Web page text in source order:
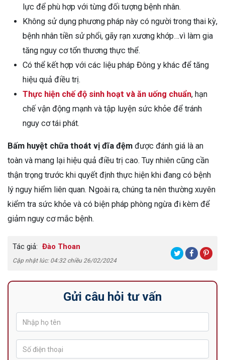
lực để phù hợp với từng đối tượng bệnh nhân.
Không sử dụng phương pháp này có người trong thai kỳ,
bệnh nhân tiền sử phổi, gãy rạn xương khớp…vì làm gia
tăng nguy cơ tổn thương thực thể.
Có thể kết hợp với các liệu pháp Đông y khác để tăng
hiệu quả điều trị.
Thực hiện chế độ sinh hoạt và ăn uống chuẩn, hạn
chế vận động mạnh và tập luyện sức khỏe để tránh
nguy cơ tái phát.
Bấm huyệt chữa thoát vị đĩa đệm được đánh giá là an
toàn và mang lại hiệu quả điều trị cao. Tuy nhiên cũng cần
thận trọng trước khi quyết định thực hiện khi đang có bệnh
lý nguy hiểm liên quan. Ngoài ra, chúng ta nên thường xuyên
kiểm tra sức khỏe và có biện pháp phòng ngừa đi kèm để
giảm nguy cơ mắc bệnh.
Tác giả: Đào Thoan
Cập nhật lúc: 04:32 chiều 26/02/2024
Gửi câu hỏi tư vấn